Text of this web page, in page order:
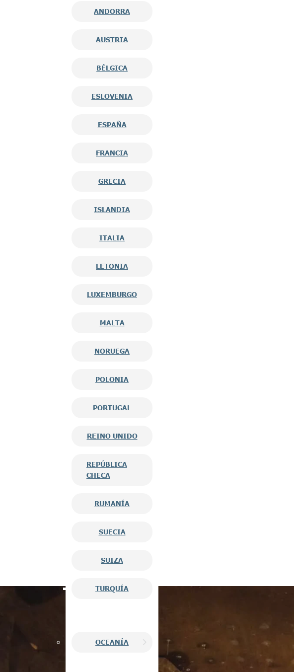
ANDORRA
AUSTRIA
BÉLGICA
ESLOVENIA
ESPAÑA
FRANCIA
GRECIA
ISLANDIA
ITALIA
LETONIA
LUXEMBURGO
MALTA
NORUEGA
POLONIA
PORTUGAL
REINO UNIDO
REPÚBLICA
CHECA
RUMANÍA
SUECIA
SUIZA
TURQUÍA
OCEANÍA